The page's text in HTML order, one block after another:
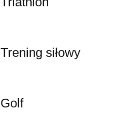
Trening siłowy
Golf
Trening siłowy
Golf